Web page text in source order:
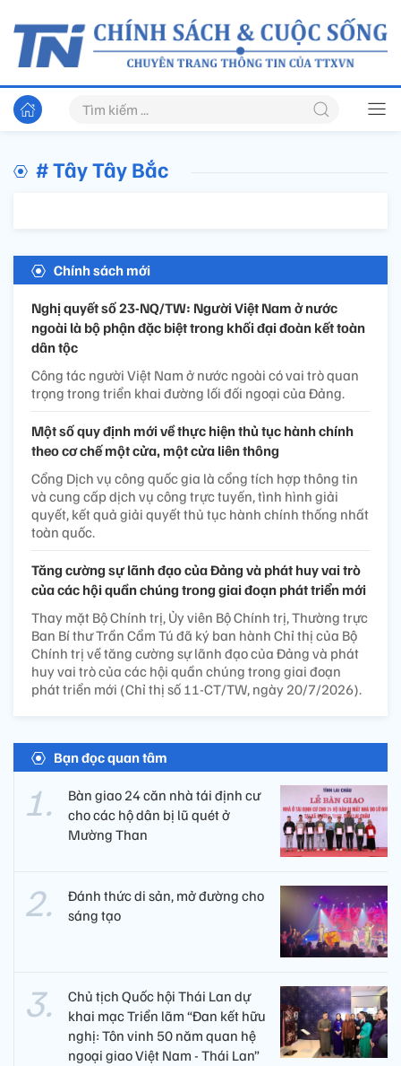
# Tây Tây Bắc
Chính sách mới
Nghị quyết số 23-NQ/TW: Người Việt Nam ở nước
ngoài là bộ phận đặc biệt trong khối đại đoàn kết toàn
dân tộc
Công tác người Việt Nam ở nước ngoài có vai trò quan
trọng trong triển khai đường lối đối ngoại của Đảng.
Một số quy định mới về thực hiện thủ tục hành chính
theo cơ chế một cửa, một cửa liên thông
Cổng Dịch vụ công quốc gia là cổng tích hợp thông tin
và cung cấp dịch vụ công trực tuyến, tình hình giải
quyết, kết quả giải quyết thủ tục hành chính thống nhất
toàn quốc.
Tăng cường sự lãnh đạo của Đảng và phát huy vai trò
của các hội quần chúng trong giai đoạn phát triển mới
Thay mặt Bộ Chính trị, Ủy viên Bộ Chính trị, Thường trực
Ban Bí thư Trần Cẩm Tú đã ký ban hành Chỉ thị của Bộ
Chính trị về tăng cường sự lãnh đạo của Đảng và phát
huy vai trò của các hội quần chúng trong giai đoạn
phát triển mới (Chỉ thị số 11-CT/TW, ngày 20/7/2026).
Bạn đọc quan tâm
Bàn giao 24 căn nhà tái định cư
cho các hộ dân bị lũ quét ở
Mường Than
Đánh thức di sản, mở đường cho
sáng tạo
Chủ tịch Quốc hội Thái Lan dự
khai mạc Triển lãm “Đan kết hữu
nghị: Tôn vinh 50 năm quan hệ
ngoại giao Việt Nam - Thái Lan”